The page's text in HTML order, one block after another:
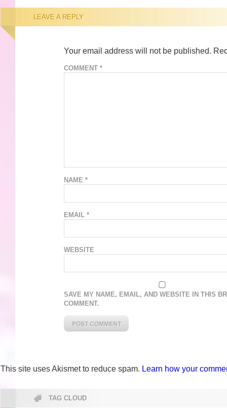
LEAVE A REPLY
Your email address will not be published.
COMMENT *
NAME *
EMAIL *
WEBSITE
SAVE MY NAME, EMAIL, AND WEBSITE IN THIS
COMMENT.
This site uses Akismet to reduce spam. Learn how your
TAG CLOUD